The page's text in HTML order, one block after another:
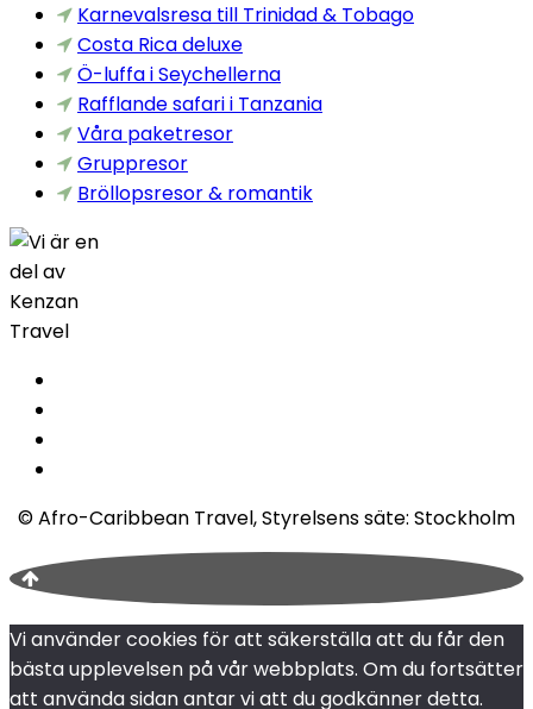
Karnevalsresa till Trinidad & Tobago
Costa Rica deluxe
Ö-luffa i Seychellerna
Rafflande safari i Tanzania
Våra paketresor
Gruppresor
Bröllopsresor & romantik
© Afro-Caribbean Travel, Styrelsens säte: Stockholm
Vi använder cookies för att säkerställa att du får den
bästa upplevelsen på vår webbplats. Om du fortsätter
att använda sidan antar vi att du godkänner detta.